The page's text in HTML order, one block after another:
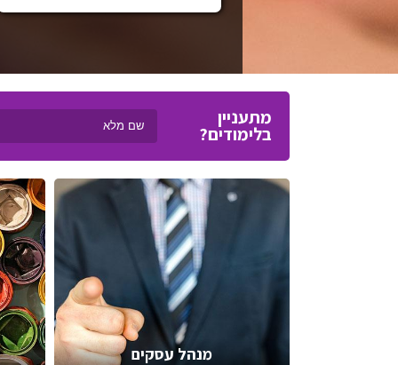
מתעניין
בלימודים?
מנהל עסקים